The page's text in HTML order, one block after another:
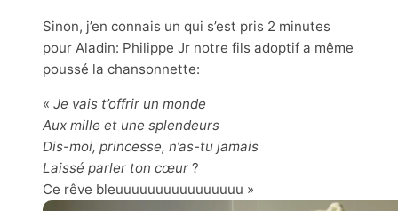
Sinon, j’en connais un qui s’est pris 2 minutes
pour Aladin: Philippe Jr notre fils adoptif a même
poussé la chansonnette:
« Je vais t’offrir un monde
Aux mille et une splendeurs
Dis-moi, princesse, n’as-tu jamais
Laissé parler ton cœur ?
Ce rêve bleuuuuuuuuuuuuuuuu »